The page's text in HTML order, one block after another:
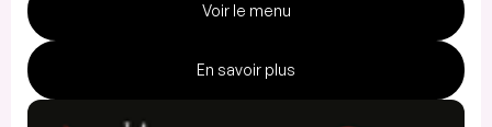
Voir le menu
En savoir plus